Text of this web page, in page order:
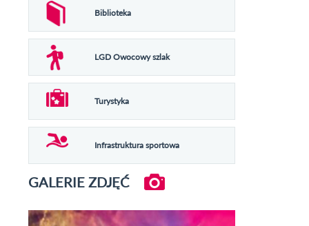
Biblioteka
LGD Owocowy szlak
Turystyka
Infrastruktura sportowa
GALERIE ZDJĘĆ